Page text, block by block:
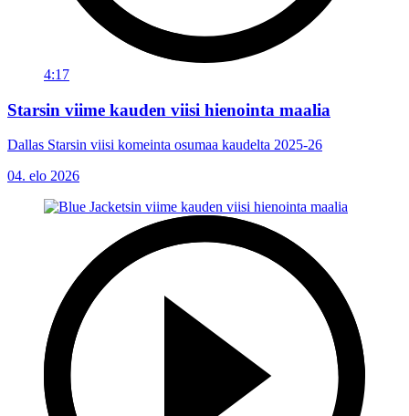
4:17
Starsin viime kauden viisi hienointa maalia
Dallas Starsin viisi komeinta osumaa kaudelta 2025-26
04. elo 2026